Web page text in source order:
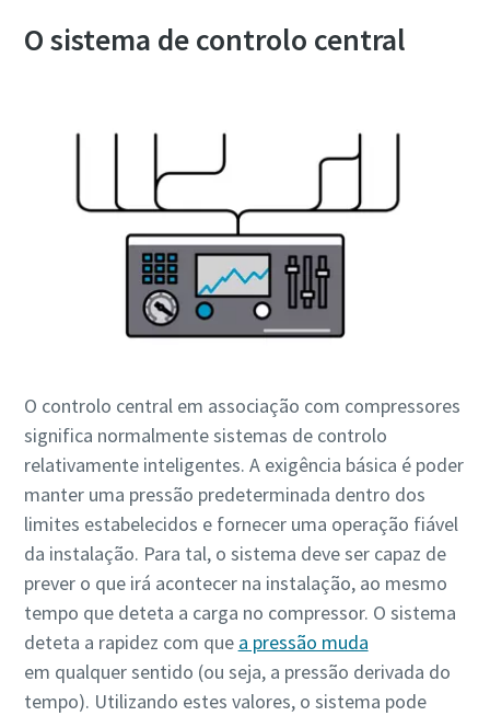
10 passos para uma produção ecológica e mais
eficiente
Redução de carbono para produção ecológica - tudo o que
precisa de saber
Descubra mais
O sistema de controlo central
O controlo central em associação com compressores
significa normalmente sistemas de controlo
relativamente inteligentes. A exigência básica é poder
manter uma pressão predeterminada dentro dos
limites estabelecidos e fornecer uma operação fiável
da instalação. Para tal, o sistema deve ser capaz de
prever o que irá acontecer na instalação, ao mesmo
tempo que deteta a carga no compressor. O sistema
deteta a rapidez com que a pressão muda
em qualquer sentido (ou seja, a pressão derivada do
tempo). Utilizando estes valores, o sistema pode